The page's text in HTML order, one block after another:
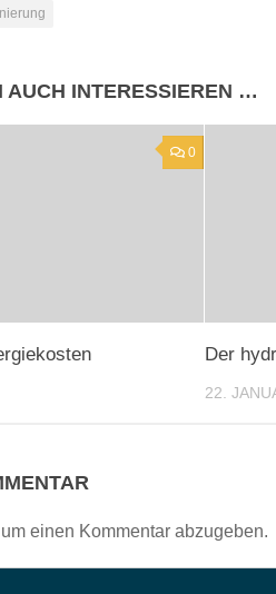
AUCH INTERESSIEREN …
0
Der
22.
einen Kommentar abzugeben.